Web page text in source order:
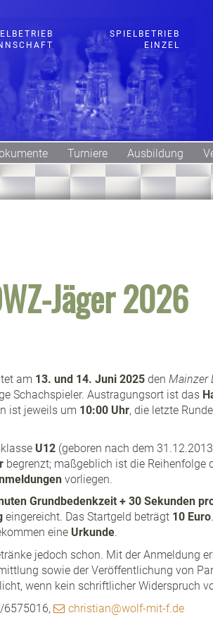
SPIELBETRIEB
EINZEL
Turniere Ausbildung
Jäger 2026
am 13. und 14. Juni 2025 den Mainzer
Schachspieler. Austragungsort ist das
ist jeweils um 10:00 Uhr, die letzte
U12 (geboren nach dem
begrenzt; maßgeblich ist die Reihenfolge
vorliegen.
Grundbedenkzeit + 30 Sekunden
eingereicht. Das Startgeld beträgt 10 Euro
eine Urkunde.
jedoch schon. Mit der Anmeldung
sowie der Veröffentlichung von
wenn kein schriftlicher Widerspruch
6575016, christian@wolf-mit-f.de